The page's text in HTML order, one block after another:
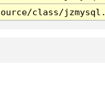
class/